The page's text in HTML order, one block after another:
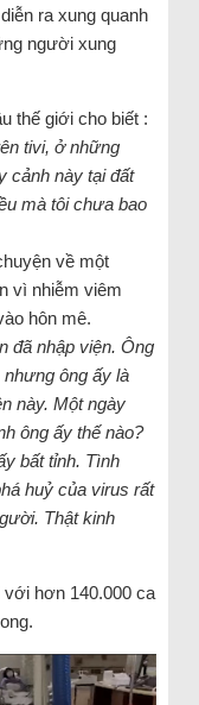
ra xung quanh
người xung
thế giới cho biết :
tivi, ở những
cảnh này tại đất
mà tôi chưa bao
về một
vì nhiễm viêm
hôn mê.
đã nhập viện. Ông
ông ấy là
này. Một ngày
ông ấy thế nào?
bất tỉnh. Tình
huỷ của virus rất
Thật kinh
hơn 140.000 ca